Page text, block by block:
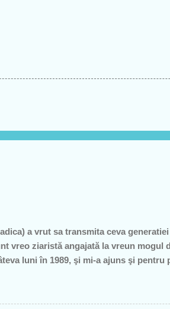
a vrut sa transmita ceva
vreo ziaristă angajată la vreun mogul
luni în 1989, şi mi-a ajuns şi pentru
şi care mai scoate şi tâmpiţi în
culpa" (pentru pdl-işti, aceasta nu e